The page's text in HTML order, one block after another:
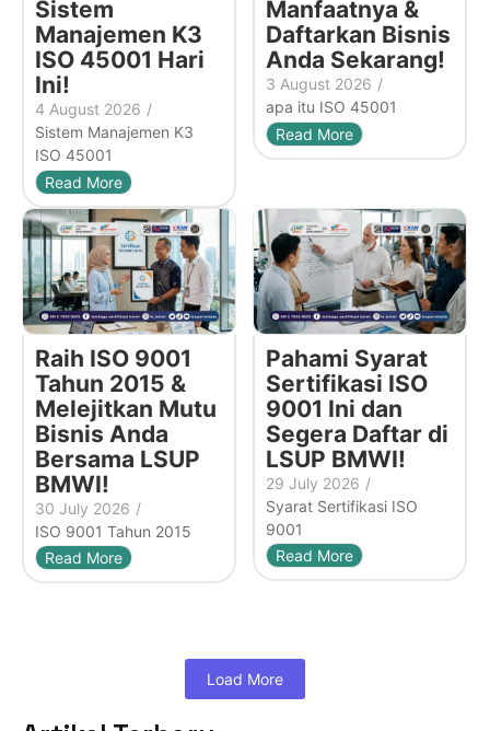
Sistem
Manajemen K3
ISO 45001 Hari
Ini!
4 August 2026 /
Sistem Manajemen K3
ISO 45001
Read More
Manfaatnya &
Daftarkan Bisnis
Anda Sekarang!
3 August 2026 /
apa itu ISO 45001
Read More
Raih ISO 9001
Tahun 2015 &
Melejitkan Mutu
Bisnis Anda
Bersama LSUP
BMWI!
30 July 2026 /
ISO 9001 Tahun 2015
Read More
Pahami Syarat
Sertifikasi ISO
9001 Ini dan
Segera Daftar di
LSUP BMWI!
29 July 2026 /
Syarat Sertifikasi ISO
9001
Read More
Load More